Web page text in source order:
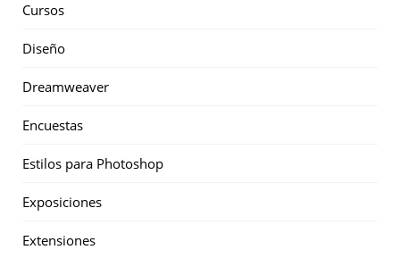
Cursos
Diseño
Dreamweaver
Encuestas
Estilos para Photoshop
Exposiciones
Extensiones